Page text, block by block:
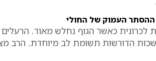
העמוק של החולי
לכרונית כאשר הגוף נחלש מאוד.
הדורשות תשומת לב מיוחדת. הרב